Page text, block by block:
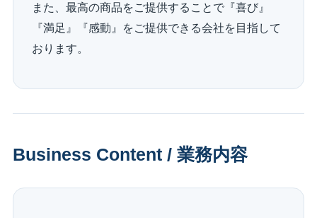
また、最高の商品をご提供することで『喜び』
『満足』『感動』をご提供できる会社を目指して
おります。
Business Content / 業務内容